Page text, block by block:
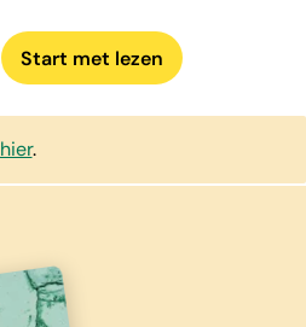
Start met lezen
hier.